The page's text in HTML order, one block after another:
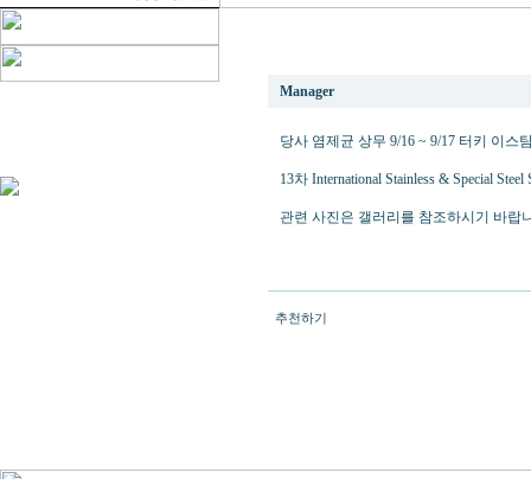
Manager
당사 염제균 상무 9/16 ~ 9/17 터키 이스
13차 International Stainless & Special
관련 사진은 갤러리를 참조하시기 바랍
추천하기